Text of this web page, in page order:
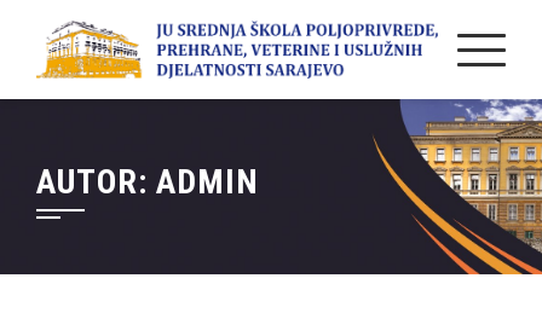
content
AUTOR: ADMIN